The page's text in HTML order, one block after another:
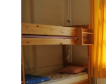
Telefon:0479-511 14